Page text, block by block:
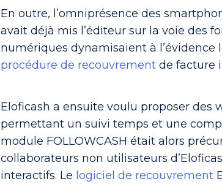
En outre, l’omniprésence des
avait déjà mis l’éditeur sur la voie des
numériques dynamisaient à l’évidence
procédure de recouvrement de facture
Eloficash a ensuite voulu proposer des
permettant un suivi temps et une
module FOLLOWCASH était alors
collaborateurs non utilisateurs
interactifs. Le logiciel de recouvrement